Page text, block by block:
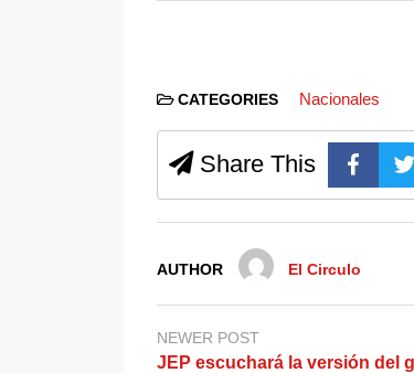
CATEGORIES Nacionales
Share This
AUTHOR El Circulo
NEWER POST
JEP escuchará la versión del